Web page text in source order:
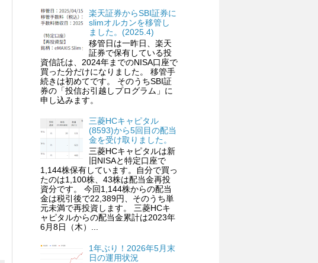
楽天証券からSBI証券に
slimオルカンを移管し
ました。(2025.4)
移管日は一昨日、楽天
証券で保有している投
資信託は、2024年までのNISA口座で
買った分だけになりました。 移管手
続きは初めてです。 そのうちSBI証
券の「投信お引越しプログラム」に
申し込みます。
三菱HCキャピタル
(8593)から5回目の配当
金を受け取りました。
三菱HCキャピタルは新
旧NISAと特定口座で
1,144株保有しています。自分で買っ
たのは1,100株、43株は配当金再投
資分です。 今回1,144株からの配当
金は税引後で22,389円、そのうち単
元未満で再投資します。 三菱HCキ
ャピタルからの配当金累計は2023年
6月8日（木）...
1年ぶり！2026年5月末
日の運用状況